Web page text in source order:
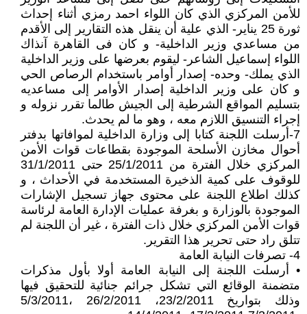
للأمن المركزي الذي كان اللواء احمد رمزي أثناء إحداث
ثورة 25 يناير- الذي علية أن ينقل هذه التقارير إلى الأقدم
من مساعدي وزير الداخلية- و كان فى القاهرة آنذاك
اللواء إسماعيل الشاعر- ليقوم بعرضها على وزير الداخلية
الذي يملك- وحده- إصدار أوامر باستخدام الرصاص الحي
و كان على وزير الداخلية إصدار الأوامر إلى مساعديه
بتسليم المواقع الشرطية إلى الجيش طالما تقرر نزوله و
إجراء التنسيق اللازم معه ، وهو ما لم يحدث.
7-أرسلت اللجنة كتابا إلى وزارة الداخلية لموافاتها بدفتر
أحوال مخازن الأسلحة الموجودة بقطاعات قوات الأمن
المركزي خلال الفترة من 25/1/2011 حتى 31/1/2011
للوقوف على كمية الذخيرة المستخدمة في الأحداث ، و
كذلك اطلاع اللجنة على محتوى جهاز تسجيل الإشارات
الموجودة بالوزارة و بغرفة عمليات الإدارة العامة لرئاسة
قوات الأمن المركزي خلال ذات الفترة ، غير أن اللجنة لم
تتلق راد حتى تحرير هذا التقرير.
4- تصرفات النيابة العامة
• أرسلت اللجنة إلى النيابة العامة أولا بأول مذكرات
متضمنة الوقائع التي تشكل جرائم جنائية للتحقيق فيها
وذلك بتواريخ 23/2/2011، 26/2/2011 ،5/3/2011